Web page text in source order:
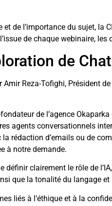
de l’importance du sujet, la
de chaque webinaire,
de
Reza-Tofighi, Président
de l’agence
agents conversationnels
rédaction d’emails ou de
à notre demande.
clairement le rôle de
que la tonalité du langage
liés à l’éthique et à la